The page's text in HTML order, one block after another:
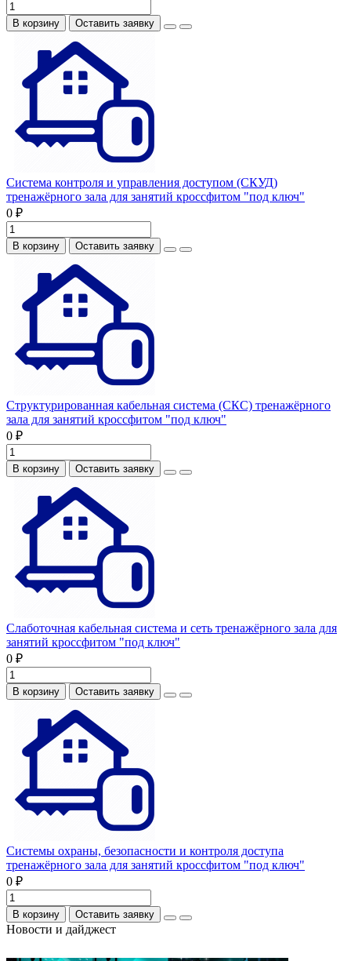
В корзину Оставить заявку
Система контроля и управления доступом (СКУД)
тренажёрного зала для занятий кроссфитом "под ключ"
0 ₽
В корзину Оставить заявку
Структурированная кабельная система (СКС) тренажёрного
зала для занятий кроссфитом "под ключ"
0 ₽
В корзину Оставить заявку
Слаботочная кабельная система и сеть тренажёрного зала для
занятий кроссфитом "под ключ"
0 ₽
В корзину Оставить заявку
Системы охраны, безопасности и контроля доступа
тренажёрного зала для занятий кроссфитом "под ключ"
0 ₽
В корзину Оставить заявку
Новости и дайджест